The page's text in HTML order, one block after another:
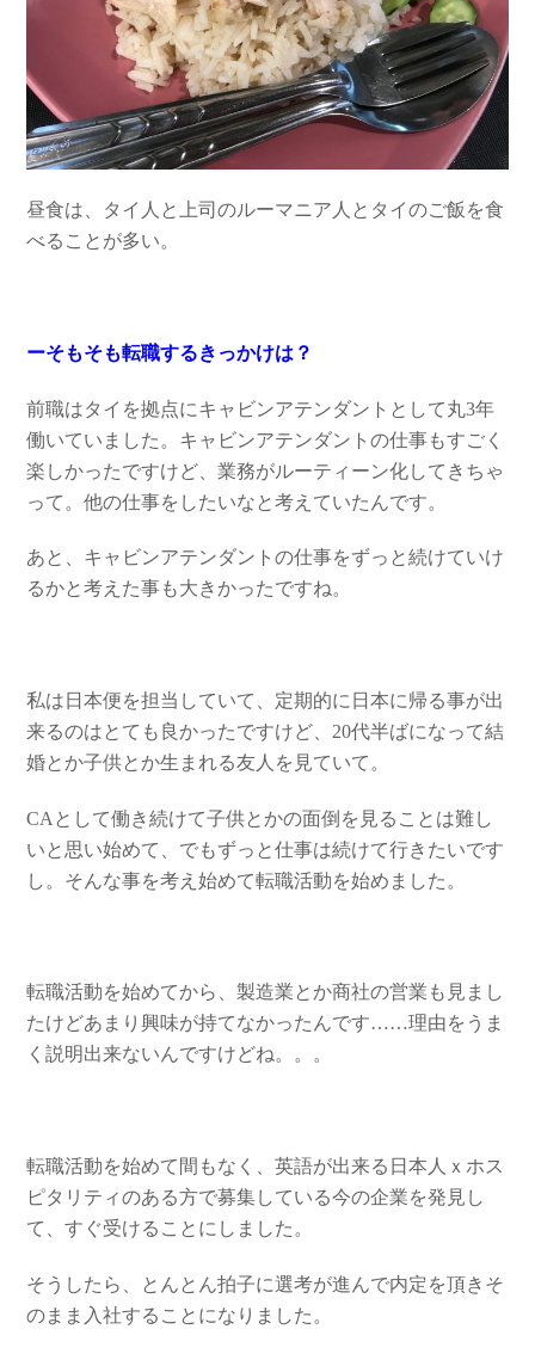
昼食は、タイ人と上司のルーマニア人とタイのご飯を食
べることが多い。
ーそもそも転職するきっかけは？
前職はタイを拠点にキャビンアテンダントとして丸3年
働いていました。キャビンアテンダントの仕事もすごく
楽しかったですけど、業務がルーティーン化してきちゃ
って。他の仕事をしたいなと考えていたんです。
あと、キャビンアテンダントの仕事をずっと続けていけ
るかと考えた事も大きかったですね。
私は日本便を担当していて、定期的に日本に帰る事が出
来るのはとても良かったですけど、20代半ばになって結
婚とか子供とか生まれる友人を見ていて。
CAとして働き続けて子供とかの面倒を見ることは難し
いと思い始めて、でもずっと仕事は続けて行きたいです
し。そんな事を考え始めて転職活動を始めました。
転職活動を始めてから、製造業とか商社の営業も見まし
たけどあまり興味が持てなかったんです……理由をうま
く説明出来ないんですけどね。。。
転職活動を始めて間もなく、英語が出来る日本人ｘホス
ピタリティのある方で募集している今の企業を発見し
て、すぐ受けることにしました。
そうしたら、とんとん拍子に選考が進んで内定を頂きそ
のまま入社することになりました。